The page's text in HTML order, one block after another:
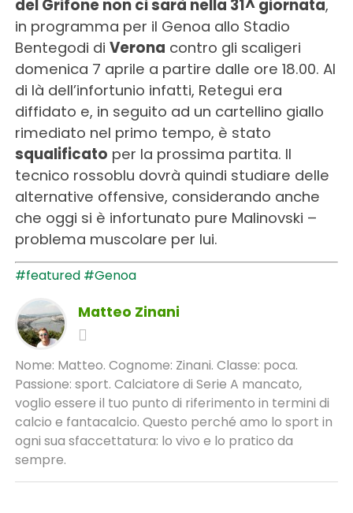
del Grifone non ci sarà nella 31^ giornata,
in programma per il Genoa allo Stadio
Bentegodi di Verona contro gli scaligeri
domenica 7 aprile a partire dalle ore 18.00. Al
di là dell’infortunio infatti, Retegui era
diffidato e, in seguito ad un cartellino giallo
rimediato nel primo tempo, è stato
squalificato per la prossima partita. Il
tecnico rossoblu dovrà quindi studiare delle
alternative offensive, considerando anche
che oggi si è infortunato pure Malinovski –
problema muscolare per lui.
#featured #Genoa
Matteo Zinani
Nome: Matteo. Cognome: Zinani. Classe: poca.
Passione: sport. Calciatore di Serie A mancato,
voglio essere il tuo punto di riferimento in termini di
calcio e fantacalcio. Questo perché amo lo sport in
ogni sua sfaccettatura: lo vivo e lo pratico da
sempre.